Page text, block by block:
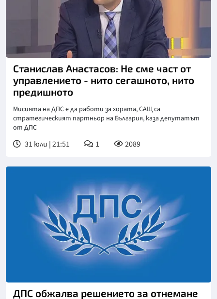
Станислав Анастасов: Не сме част от
управлението - нито сегашното, нито
предишното
Мисията на ДПС е да работи за хората, САЩ са
стратегическият партньор на България, каза депутатът
от ДПС
31 юли | 21:51 1 2089
ДПС обжалва решението за отнемане